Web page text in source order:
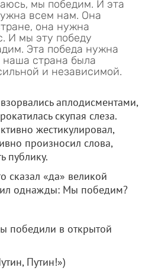
мы победим. И эта
всем нам. Она
она нужна
И мы эту победу
Эта победа нужна
наша страна была
и независимой.
аплодисментами,
скупая слеза.
жестикулировал,
произносил слова,
публику.
сказал «да» великой
однажды: Мы победим?
в открытой
Путин!»)